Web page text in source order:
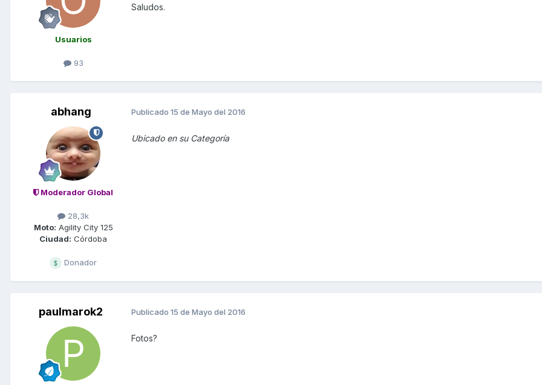
Usuarios
93
Saludos.
abhang
Moderador Global
28,3k
Moto: Agility City 125
Ciudad: Córdoba
Donador
Publicado 15 de Mayo del 2016
Ubicado en su Categoría
paulmarok2 Publicado 15 de Mayo del 2016
Fotos?